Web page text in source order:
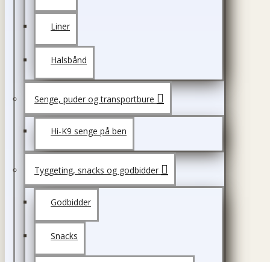
Liner
Halsbånd
Senge, puder og transportbure
Hi-K9 senge på ben
Tyggeting, snacks og godbidder
Godbidder
Snacks